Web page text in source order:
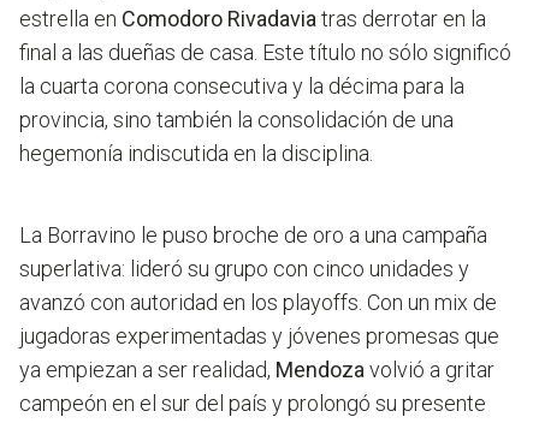
estrella en Comodoro Rivadavia tras derrotar en la
final a las dueñas de casa. Este título no sólo significó
la cuarta corona consecutiva y la décima para la
provincia, sino también la consolidación de una
hegemonía indiscutida en la disciplina.
La Borravino le puso broche de oro a una campaña
superlativa: lideró su grupo con cinco unidades y
avanzó con autoridad en los playoffs. Con un mix de
jugadoras experimentadas y jóvenes promesas que
ya empiezan a ser realidad, Mendoza volvió a gritar
campeón en el sur del país y prolongó su presente